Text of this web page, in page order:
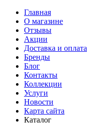
Главная
О магазине
Отзывы
Акции
Доставка и оплата
Бренды
Блог
Контакты
Коллекции
Услуги
Новости
Карта сайта
Каталог